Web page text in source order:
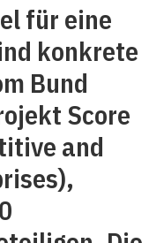
für eine
konkrete
Bund
Score
and